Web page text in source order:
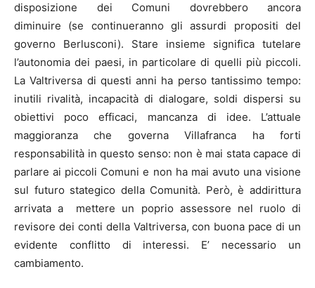
disposizione dei Comuni dovrebbero ancora
diminuire (se continueranno gli assurdi propositi del
governo Berlusconi). Stare insieme significa tutelare
l’autonomia dei paesi, in particolare di quelli più piccoli.
La Valtriversa di questi anni ha perso tantissimo tempo:
inutili rivalità, incapacità di dialogare, soldi dispersi su
obiettivi poco efficaci, mancanza di idee. L’attuale
maggioranza che governa Villafranca ha forti
responsabilità in questo senso: non è mai stata capace di
parlare ai piccoli Comuni e non ha mai avuto una visione
sul futuro stategico della Comunità. Però, è addirittura
arrivata a mettere un poprio assessore nel ruolo di
revisore dei conti della Valtriversa, con buona pace di un
evidente conflitto di interessi. E’ necessario un
cambiamento.